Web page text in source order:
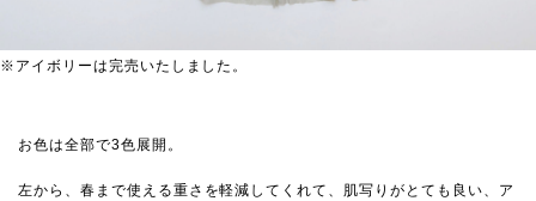
※アイボリーは完売いたしました。
お色は全部で3色展開。
左から、春まで使える重さを軽減してくれて、肌写りがとても良い、ア